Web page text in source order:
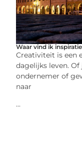
Waar vind ik
Creativiteit is een
dagelijks leven.
ondernemer of
naar
...